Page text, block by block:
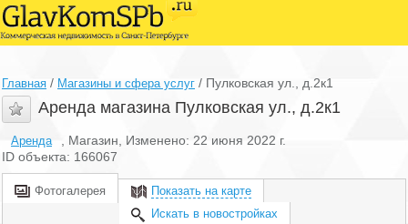
Главная / Магазины и сфера услуг / Пулковская ул., д.2к1
Аренда магазина Пулковская ул., д.2к1
Аренда
, Магазин, Изменено: 22 июня 2022 г.
ID объекта: 166067
Фотогалерея
Показать на карте
Искать в новостройках